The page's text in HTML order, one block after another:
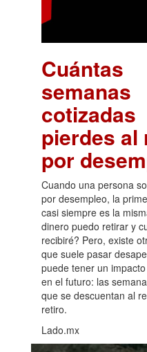
Cuántas
semanas
cotizadas
pierdes al
por
Cuando una persona
por desempleo, la
casi siempre es la
dinero puedo retirar y
recibiré? Pero, existe
que suele pasar
puede tener un
en el futuro: las
que se descuentan al
retiro.
Lado.mx